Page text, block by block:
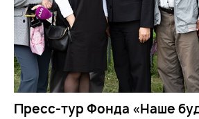
Пресс-тур Фонда «Наше